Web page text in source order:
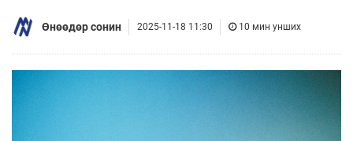
Өнөөдөр сонин 2025-11-18 11:30 10 мин унших